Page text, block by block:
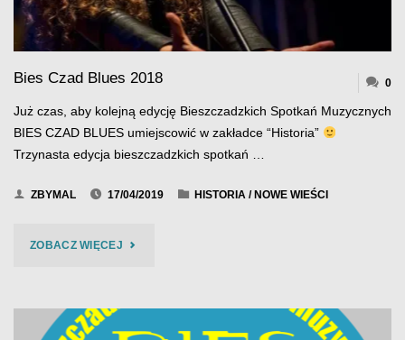
Bies Czad Blues 2018 0
Już czas, aby kolejną edycję Bieszczadzkich Spotkań Muzycznych
BIES CZAD BLUES umiejscowić w zakładce “Historia”
Trzynasta edycja bieszczadzkich spotkań …
ZBYMAL 17/04/2019 HISTORIA / NOWE WIEŚCI
ZOBACZ WIĘCEJ"BIES